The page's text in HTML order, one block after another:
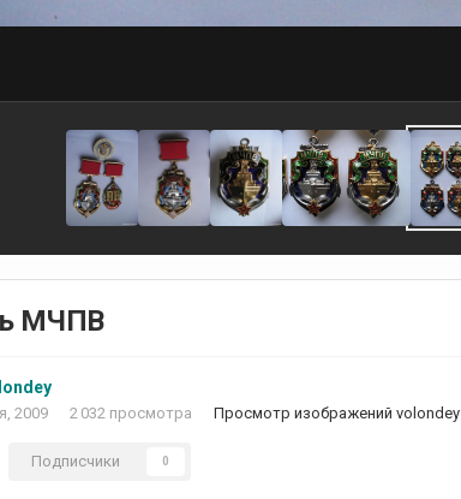
МЧПВ
2009 2 032 просмотра Просмотр изображений volondey
Подписчики 0